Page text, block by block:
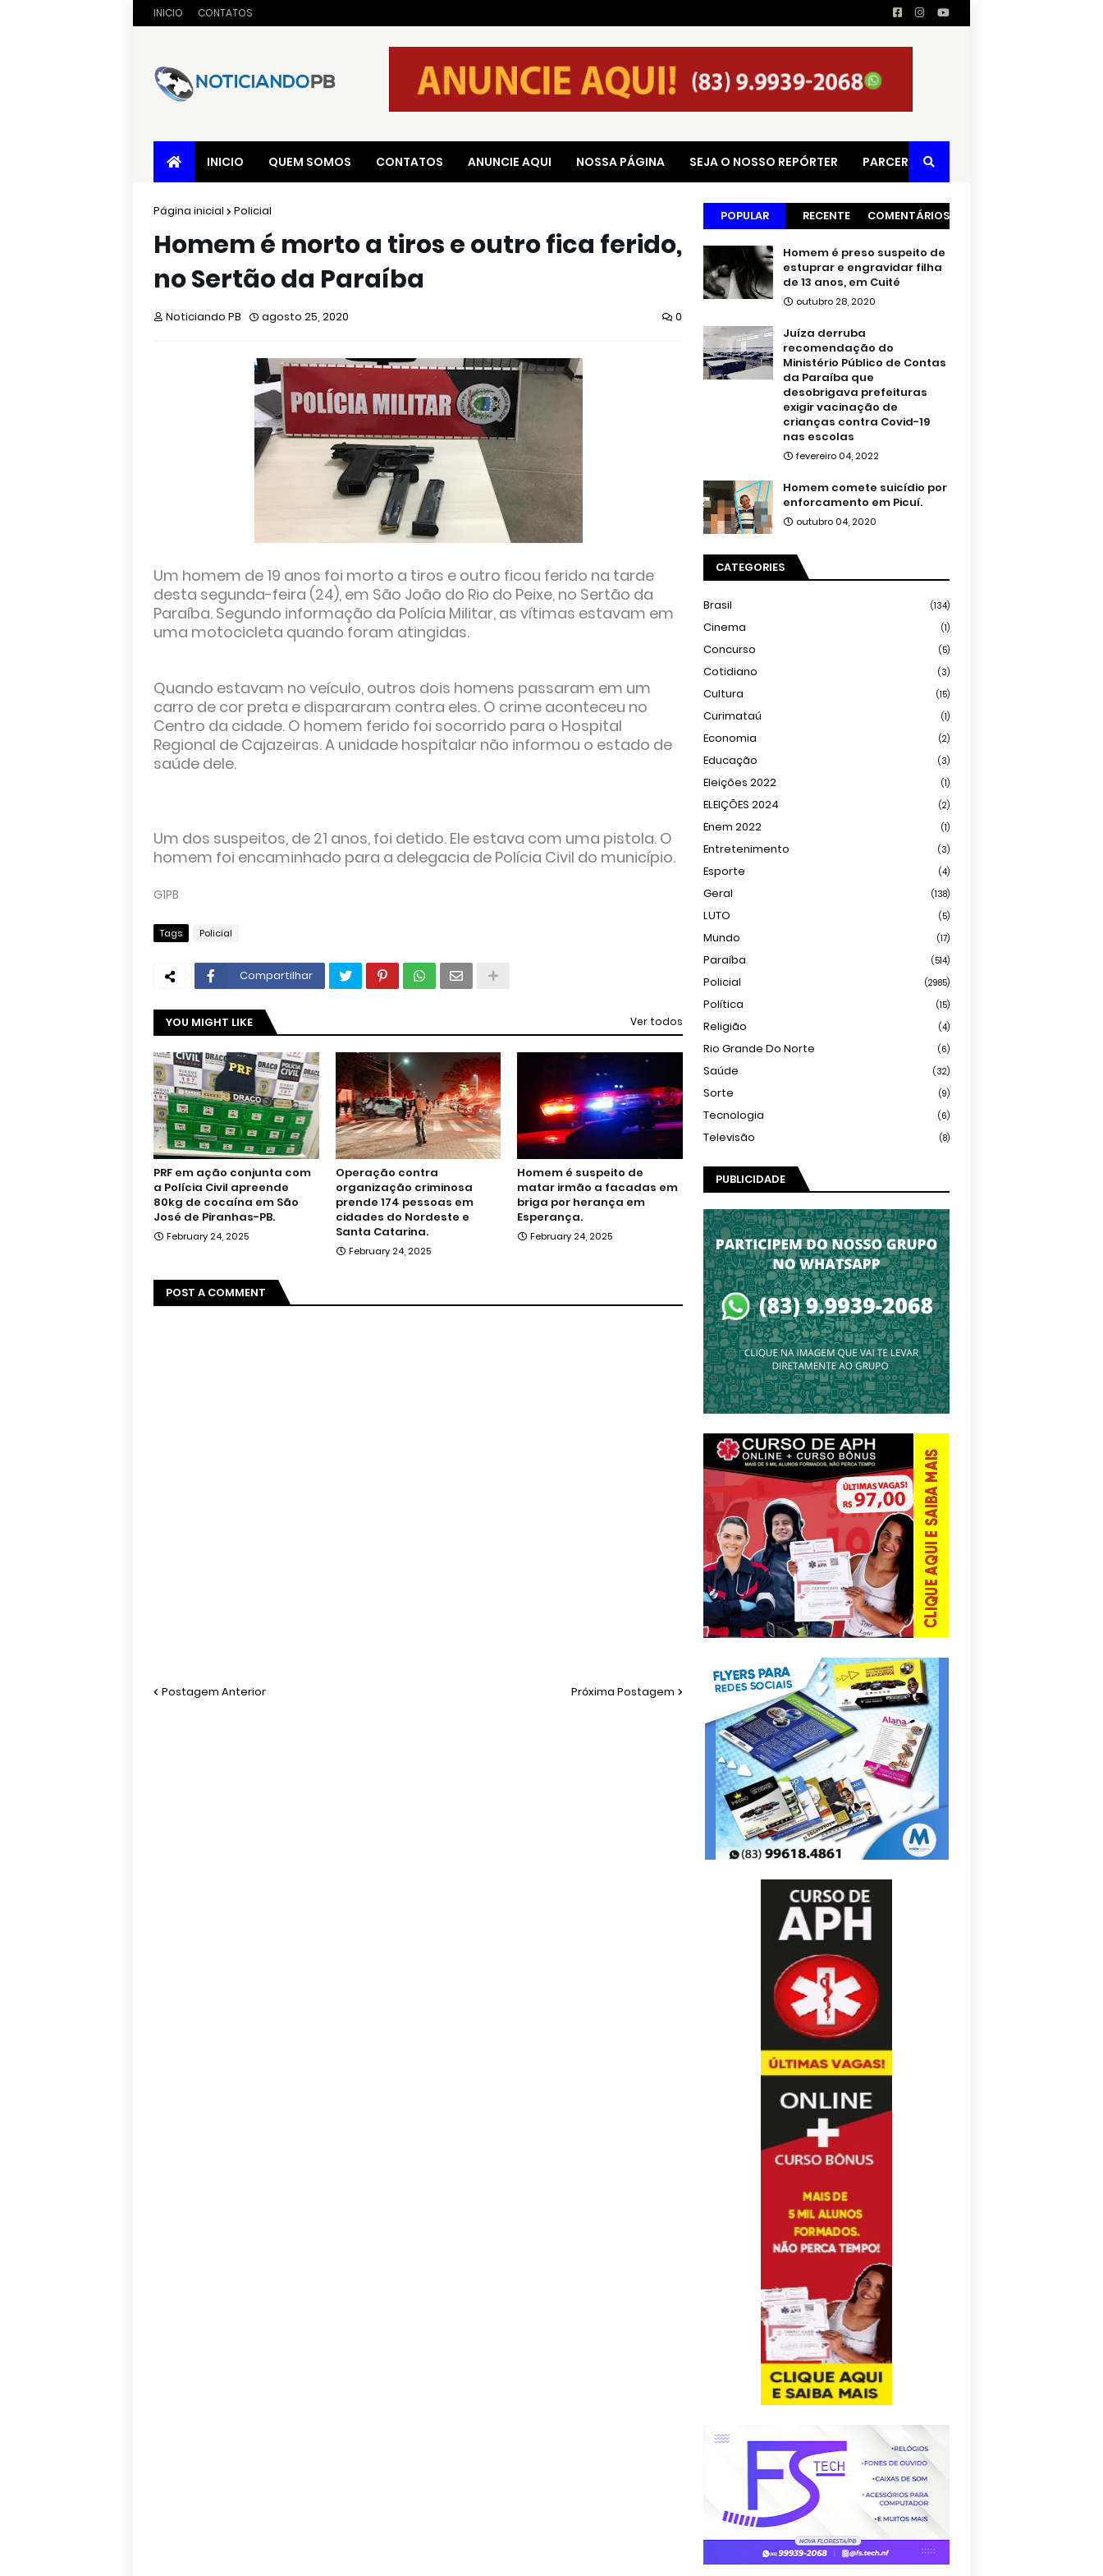
INICIO CONTATOS
INICIO QUEM SOMOS CONTATOS ANUNCIE AQUI NOSSA PÁGINA SEJA O NOSSO REPÓRTER PARCERIAS
Página inicial Policial
Homem é morto a tiros e outro fica ferido,
no Sertão da Paraíba
Noticiando PB agosto 25, 2020 0
Um homem de 19 anos foi morto a tiros e outro ficou ferido na tarde
desta segunda-feira (24), em São João do Rio do Peixe, no Sertão da
Paraíba. Segundo informação da Polícia Militar, as vítimas estavam em
uma motocicleta quando foram atingidas.
Quando estavam no veículo, outros dois homens passaram em um
carro de cor preta e dispararam contra eles. O crime aconteceu no
Centro da cidade. O homem ferido foi socorrido para o Hospital
Regional de Cajazeiras. A unidade hospitalar não informou o estado de
saúde dele.
Um dos suspeitos, de 21 anos, foi detido. Ele estava com uma pistola. O
homem foi encaminhado para a delegacia de Polícia Civil do município.
G1PB
Tags Policial
Compartilhar
YOU MIGHT LIKE Ver todos
PRF em ação conjunta com
a Polícia Civil apreende
80kg de cocaína em São
José de Piranhas-PB.
February 24, 2025
Operação contra
organização criminosa
prende 174 pessoas em
cidades do Nordeste e
Santa Catarina.
February 24, 2025
Homem é suspeito de
matar irmão a facadas em
briga por herança em
Esperança.
February 24, 2025
POST A COMMENT
Postagem Anterior Próxima Postagem
POPULAR RECENTE COMENTÁRIOS
Homem é preso suspeito de
estuprar e engravidar filha
de 13 anos, em Cuité
outubro 28, 2020
Juíza derruba
recomendação do
Ministério Público de Contas
da Paraíba que
desobrigava prefeituras
exigir vacinação de
crianças contra Covid-19
nas escolas
fevereiro 04, 2022
Homem comete suicídio por
enforcamento em Picuí.
outubro 04, 2020
CATEGORIES
Brasil (134)
Cinema (1)
Concurso (5)
Cotidiano (3)
Cultura (15)
Curimataú (1)
Economia (2)
Educação (3)
Eleições 2022 (1)
ELEIÇÕES 2024 (2)
Enem 2022 (1)
Entretenimento (3)
Esporte (4)
Geral (138)
LUTO (5)
Mundo (17)
Paraíba (514)
Policial (2985)
Política (15)
Religião (4)
Rio Grande Do Norte (6)
Saúde (32)
Sorte (9)
Tecnologia (6)
Televisão (8)
PUBLICIDADE